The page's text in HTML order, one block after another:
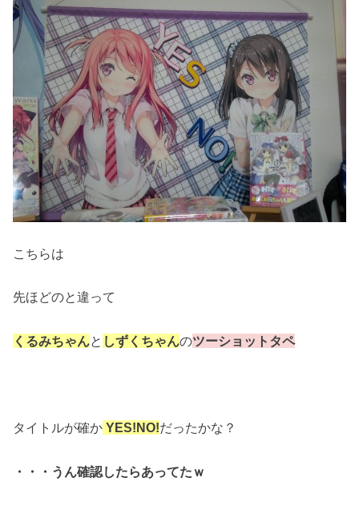
こちらは
先ほどのと違って
くるみちゃんと しずくちゃんのツーショットタペ
タイトルが確か YES!NO!だったかな？
・・・うん確認したらあってたｗ